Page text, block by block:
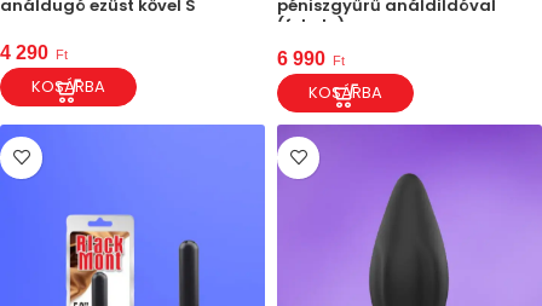
análdugó ezüst kővel S
4 290 Ft
KOSÁRBA
péniszgyűrű análdildóval
(fekete)
6 990 Ft
KOSÁRBA